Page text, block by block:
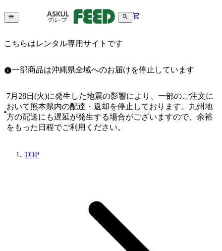
こちらはレンタル専用サイトです
一部商品は沖縄県全域へのお届けを停止しています
7月28日(火)に発生した地震の影響により、一部のご注文に
おいて熊本県内の配達・返却を停止しております。九州地
方の配送にも遅延が発生する場合がございますので、余裕
をもった日程でご利用ください。
TOP